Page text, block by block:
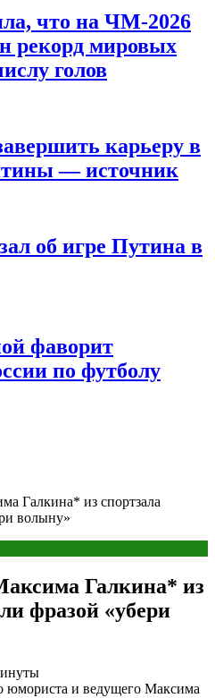
что на ЧМ-2026
рекорд мировых
голов
карьеру в
— источник
об игре Путина в
фаворит
по футболу
Галкина* из спортзала
волыну»
Галкина* из
фразой «убери
юмориста и ведущего Максима